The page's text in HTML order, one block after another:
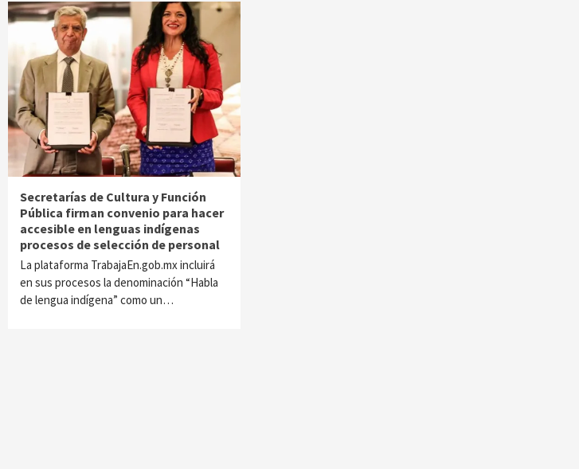
Secretarías de Cultura y Función
Pública firman convenio para hacer
accesible en lenguas indígenas
procesos de selección de personal
La plataforma TrabajaEn.gob.mx incluirá
en sus procesos la denominación “Habla
de lengua indígena” como un…